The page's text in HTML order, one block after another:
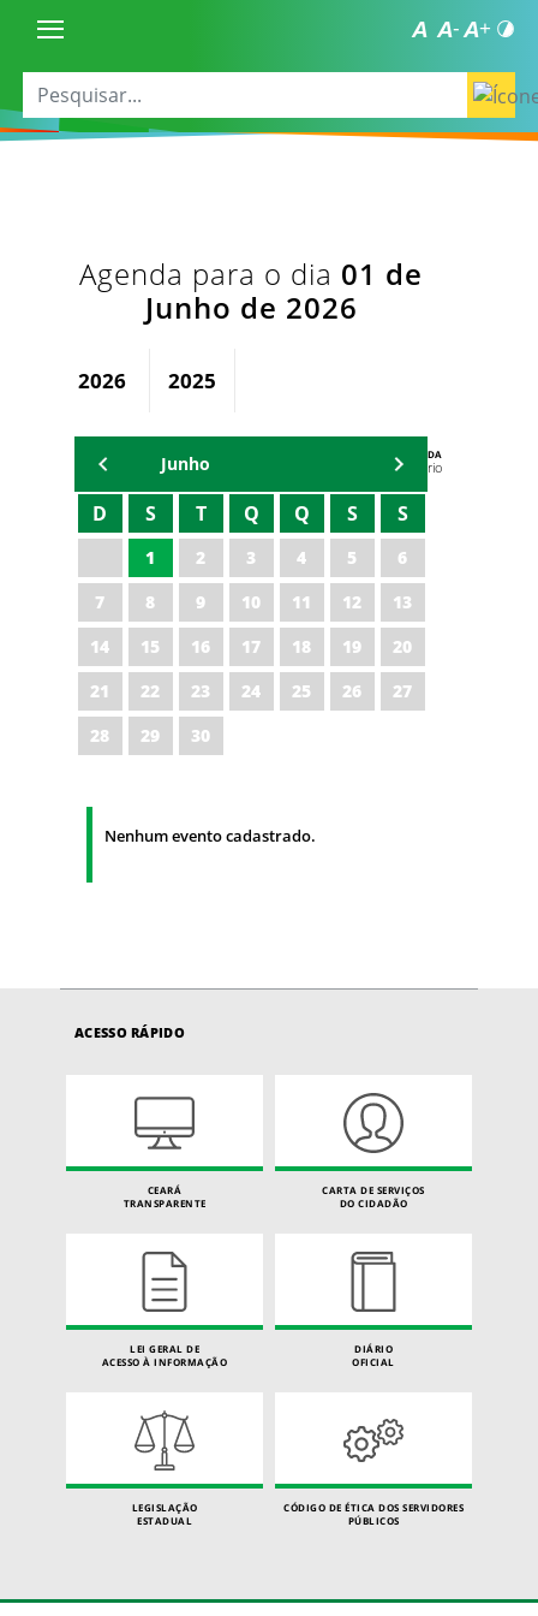
Agenda para o dia 01 de
Junho de 2026
2026 2025
AGENDA
Secretário
Junho
D S T Q Q S S
1 2 3 4 5
6
7
8 9 10 11 12
13
14
15 16 17 18 19
20
21
22 23 24 25 26
27
28
29 30
Nenhum evento cadastrado.
ACESSO RÁPIDO
CEARÁ
TRANSPARENTE
CARTA DE SERVIÇOS
DO CIDADÃO
LEI GERAL DE
ACESSO À INFORMAÇÃO
DIÁRIO
OFICIAL
LEGISLAÇÃO
ESTADUAL
CÓDIGO DE ÉTICA DOS SERVIDORES
PÚBLICOS